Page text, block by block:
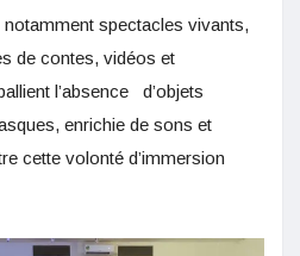
spectacles vivants,
de contes, vidéos et
l’absence d’objets
enrichie de sons et
cette volonté d’immersion